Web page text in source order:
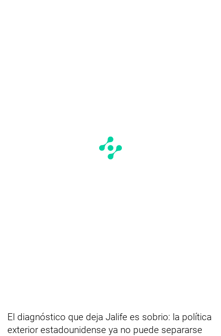
El diagnóstico que deja Jalife es sobrio: la política
exterior estadounidense ya no puede separarse